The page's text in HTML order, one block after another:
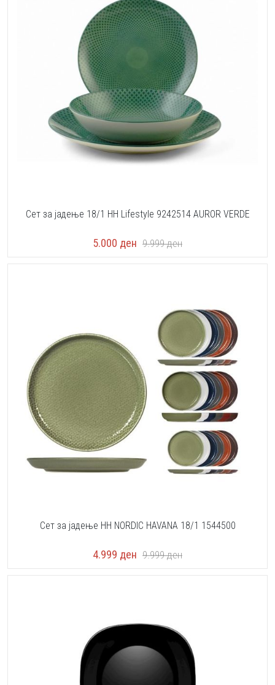
Сет за јадење 18/1 HH Lifestyle 9242514 AUROR VERDE
5.000 ден 9.999ден
Сет за јадење HH NORDIC HAVANA 18/1 1544500
4.999 ден 9.999ден